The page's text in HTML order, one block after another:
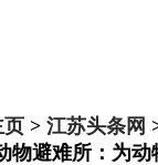
页> 江苏头条网
避难所：为动